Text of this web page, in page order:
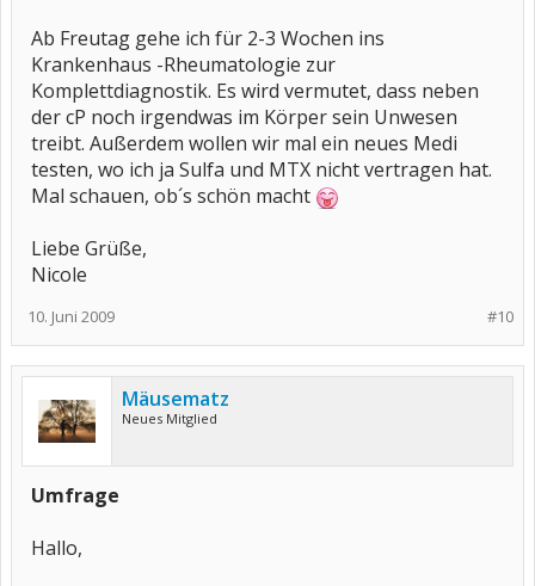
Ab Freutag gehe ich für 2-3 Wochen ins
Krankenhaus -Rheumatologie zur
Komplettdiagnostik. Es wird vermutet, dass neben
der cP noch irgendwas im Körper sein Unwesen
treibt. Außerdem wollen wir mal ein neues Medi
testen, wo ich ja Sulfa und MTX nicht vertragen hat.
Mal schauen, ob´s schön macht
Liebe Grüße,
Nicole
#10
10. Juni 2009
Mäusematz
Neues Mitglied
Umfrage
Hallo,